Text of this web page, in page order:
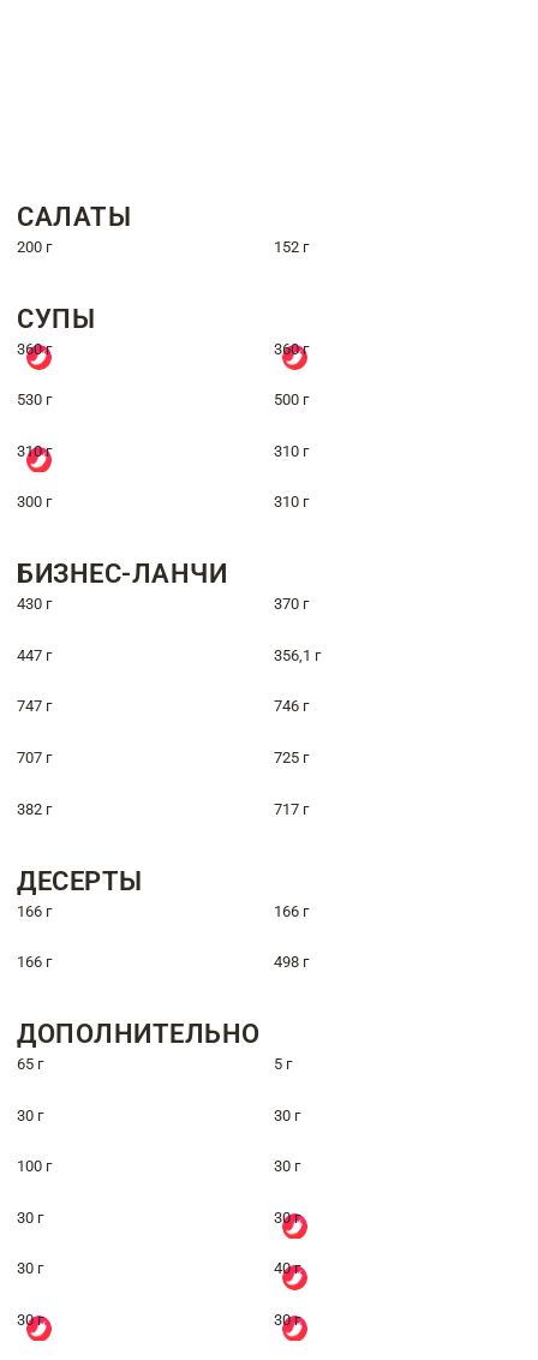
САЛАТЫ
200 г 152 г
СУПЫ
360 г 360 г
530 г 500 г
310 г 310 г
300 г 310 г
БИЗНЕС-ЛАНЧИ
430 г 370 г
447 г 356,1 г
747 г 746 г
707 г 725 г
382 г 717 г
ДЕСЕРТЫ
166 г 166 г
166 г 498 г
ДОПОЛНИТЕЛЬНО
65 г 5 г
30 г 30 г
100 г 30 г
30 г 30 г
30 г 40 г
30 г 30 г